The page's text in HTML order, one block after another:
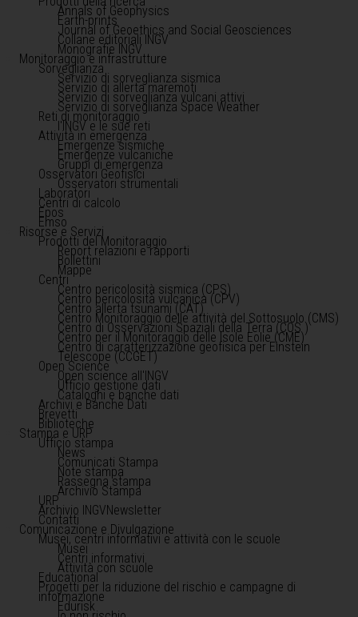
Annals of Geophysics
Earth-prints
Journal of Geoethics and Social Geosciences
Collane editoriali INGV
Monografie INGV
Monitoraggio e infrastrutture
Sorveglianza
Servizio di sorveglianza sismica
Servizio di allerta maremoti
Servizio di sorveglianza vulcani attivi
Servizio di sorveglianza Space Weather
Reti di monitoraggio
l'INGV e le sue reti
Attività in emergenza
Emergenze sismiche
Emergenze vulcaniche
Gruppi di emergenza
Osservatori Geofisici
Osservatori strumentali
Laboratori
Centri di calcolo
Epos
Emso
Risorse e Servizi
Prodotti del Monitoraggio
Report relazioni e rapporti
Bollettini
Mappe
Centri
Centro pericolosità sismica (CPS)
Centro pericolosità vulcanica (CPV)
Centro allerta tsunami (CAT)
Centro Monitoraggio delle attività del Sottosuolo (CMS)
Centro di Osservazioni Spaziali della Terra (COS )
Centro per il Monitoraggio delle Isole Eolie (CME)
Centro di caratterizzazione geofisica per Einstein
Telescope (CCGET)
Open Science
Open science all'INGV
Ufficio gestione dati
Cataloghi e banche dati
Archivi e Banche Dati
Brevetti
Biblioteche
Stampa e URP
Ufficio stampa
News
Comunicati Stampa
Note stampa
Rassegna stampa
Archivio Stampa
URP
Archivio INGVNewsletter
Contatti
Comunicazione e Divulgazione
Musei, centri informativi e attività con le scuole
Musei
Centri informativi
Attività con scuole
Educational
Progetti per la riduzione del rischio e campagne di
informazione
Edurisk